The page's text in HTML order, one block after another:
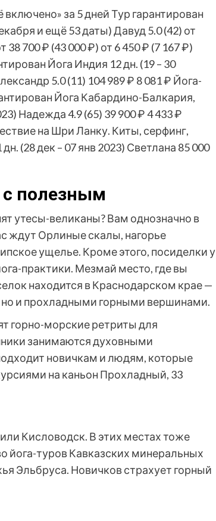
включено» за 5 дней Тур гарантирован
и ещё 53 даты)Давуд 5.0(42) от
38 700 ₽ (43 000 ₽) от 6 450 ₽ (7 167 ₽)
Йога Индия 12 дн. (19 – 30
5.0(11) 104 989 ₽ 8 081 ₽ Йога-
Йога Кабардино-Балкария,
Надежда 4.9(65) 39 900 ₽4 433 ₽
на Шри Ланку. Киты, серфинг,
дн. (28 дек – 07 янв 2023) Светлана 85 000
полезным
утесы-великаны? Вам однозначно в
ждут Орлиные скалы, нагорье
ущелье. Кроме этого, посиделки у
практики. Мезмай место, где вы
находится в Краснодарском крае —
и прохладными горными вершинами.
горно-морские ретриты для
занимаются духовными
новичкам и людям, которые
на каньон Прохладный, 33
Кисловодск. В этих местах тоже
йога-туров Кавказских минеральных
Эльбруса. Новичков страхует горный